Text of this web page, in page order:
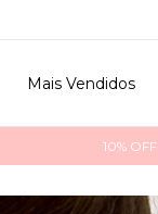
Mais Vendidos
10%